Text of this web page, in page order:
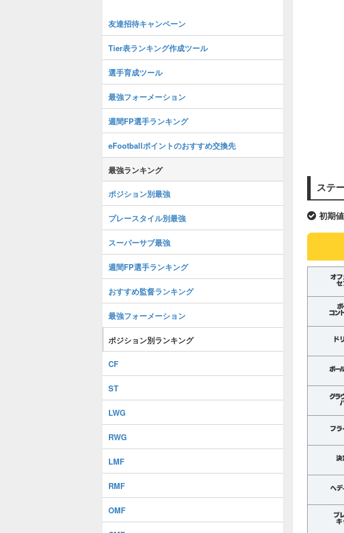
ステ
初期
友達招待キャンペーン
Tier表ランキング作成ツール
選手育成ツール
最強フォーメーション
週間FP選手ランキング
eFootballポイントのおすすめ交換先
最強ランキング
ポジション別最強
プレースタイル別最強
スーパーサブ最強
週間FP選手ランキング
おすすめ監督ランキング
最強フォーメーション
ポジション別ランキング
CF
ST
LWG
RWG
LMF
RMF
OMF